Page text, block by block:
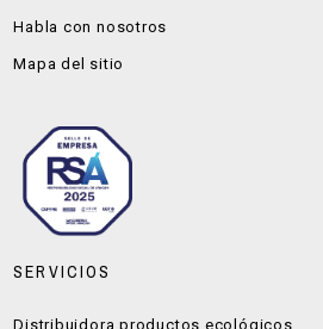
Habla con nosotros
Mapa del sitio
SERVICIOS
Distribuidora productos ecológicos